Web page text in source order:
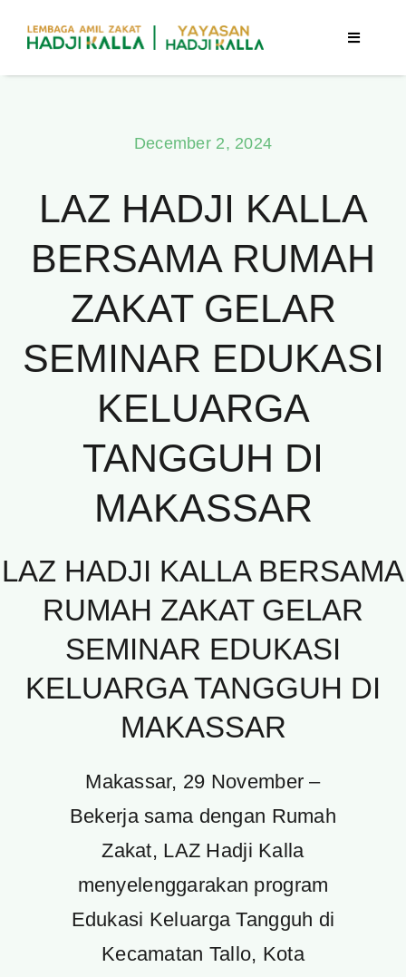
content
Toggle
Program
Publikasi
December 2, 2024
LAZ HADJI KALLA
BERSAMA RUMAH
ZAKAT GELAR
SEMINAR EDUKASI
KELUARGA
TANGGUH DI
MAKASSAR
LAZ HADJI KALLA BERSAMA
RUMAH ZAKAT GELAR
SEMINAR EDUKASI
KELUARGA TANGGUH DI
MAKASSAR
Makassar, 29 November –
Bekerja sama dengan Rumah
Zakat, LAZ Hadji Kalla
menyelenggarakan program
Edukasi Keluarga Tangguh di
Kecamatan Tallo, Kota